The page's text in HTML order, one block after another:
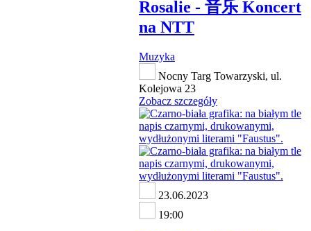
Rosalie - 音乐 Koncert
na NTT
Muzyka
Nocny Targ Towarzyski, ul.
Kolejowa 23
Zobacz szczegóły
23.06.2023
19:00